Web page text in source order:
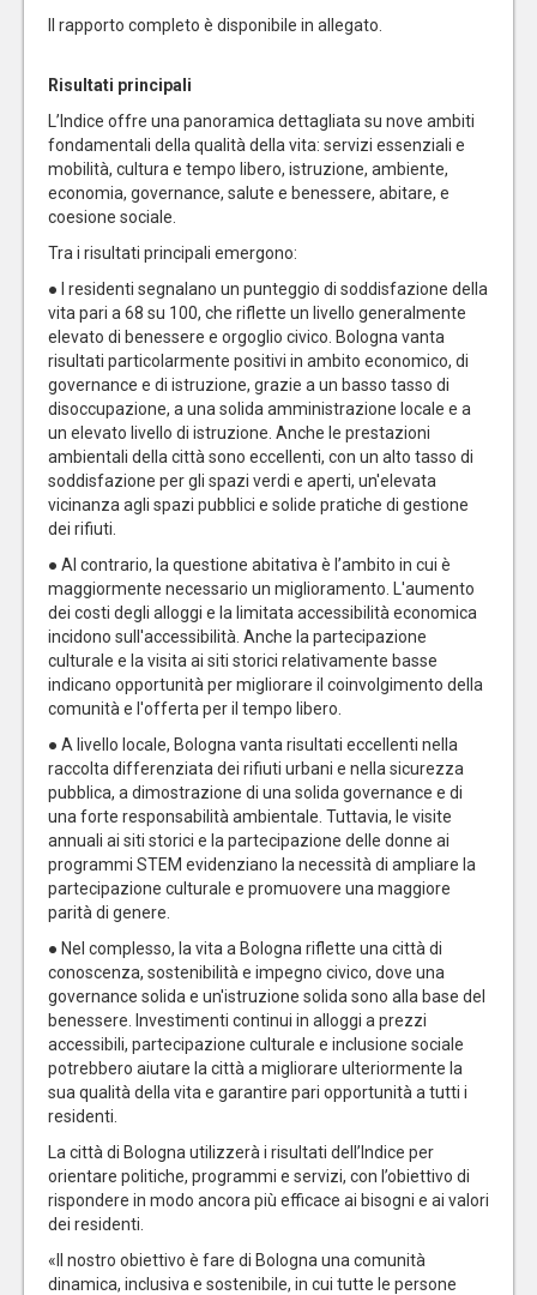
Il rapporto completo è disponibile in allegato.
Risultati principali
L’Indice offre una panoramica dettagliata su nove ambiti
fondamentali della qualità della vita: servizi essenziali e
mobilità, cultura e tempo libero, istruzione, ambiente,
economia, governance, salute e benessere, abitare, e
coesione sociale.
Tra i risultati principali emergono:
● I residenti segnalano un punteggio di soddisfazione della
vita pari a 68 su 100, che riflette un livello generalmente
elevato di benessere e orgoglio civico. Bologna vanta
risultati particolarmente positivi in ambito economico, di
governance e di istruzione, grazie a un basso tasso di
disoccupazione, a una solida amministrazione locale e a
un elevato livello di istruzione. Anche le prestazioni
ambientali della città sono eccellenti, con un alto tasso di
soddisfazione per gli spazi verdi e aperti, un'elevata
vicinanza agli spazi pubblici e solide pratiche di gestione
dei rifiuti.
● Al contrario, la questione abitativa è l’ambito in cui è
maggiormente necessario un miglioramento. L'aumento
dei costi degli alloggi e la limitata accessibilità economica
incidono sull'accessibilità. Anche la partecipazione
culturale e la visita ai siti storici relativamente basse
indicano opportunità per migliorare il coinvolgimento della
comunità e l'offerta per il tempo libero.
● A livello locale, Bologna vanta risultati eccellenti nella
raccolta differenziata dei rifiuti urbani e nella sicurezza
pubblica, a dimostrazione di una solida governance e di
una forte responsabilità ambientale. Tuttavia, le visite
annuali ai siti storici e la partecipazione delle donne ai
programmi STEM evidenziano la necessità di ampliare la
partecipazione culturale e promuovere una maggiore
parità di genere.
● Nel complesso, la vita a Bologna riflette una città di
conoscenza, sostenibilità e impegno civico, dove una
governance solida e un'istruzione solida sono alla base del
benessere. Investimenti continui in alloggi a prezzi
accessibili, partecipazione culturale e inclusione sociale
potrebbero aiutare la città a migliorare ulteriormente la
sua qualità della vita e garantire pari opportunità a tutti i
residenti.
La città di Bologna utilizzerà i risultati dell’Indice per
orientare politiche, programmi e servizi, con l’obiettivo di
rispondere in modo ancora più efficace ai bisogni e ai valori
dei residenti.
«Il nostro obiettivo è fare di Bologna una comunità
dinamica, inclusiva e sostenibile, in cui tutte le persone